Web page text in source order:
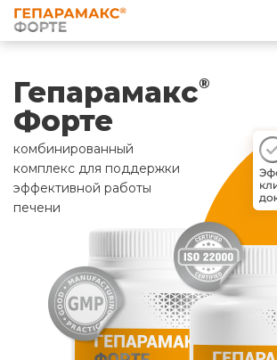
Гепарамакс®
Форте
комбинированный
комплекс для поддержки
эффективной работы
печени